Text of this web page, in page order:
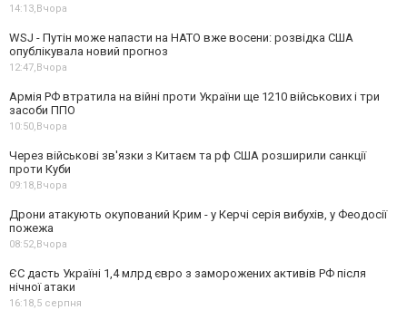
14:13,Вчора
WSJ - Путін може напасти на НАТО вже восени: розвідка США
опублікувала новий прогноз
12:47,Вчора
Армія РФ втратила на війні проти України ще 1210 військових і три
засоби ППО
10:50,Вчора
Через військові зв'язки з Китаєм та рф США розширили санкції
проти Куби
09:18,Вчора
Дрони атакують окупований Крим - у Керчі серія вибухів, у Феодосії
пожежа
08:52,Вчора
ЄС дасть Україні 1,4 млрд євро з заморожених активів РФ після
нічної атаки
16:18,5 серпня